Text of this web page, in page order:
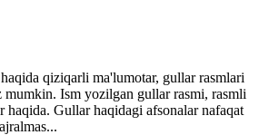
qiziqarli ma'lumotar, gullar rasmlari
Ism yozilgan gullar rasmi, rasmli
haqida. Gullar haqidagi afsonalar nafaqat